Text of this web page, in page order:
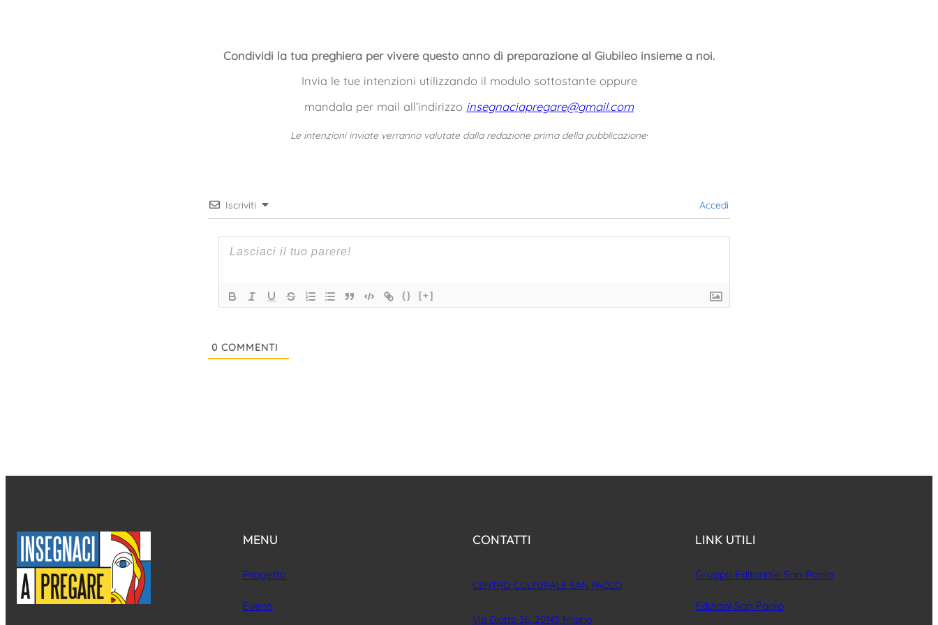
Condividi la tua preghiera per vivere questo anno di preparazione al Giubileo insieme a noi.
Invia le tue intenzioni utilizzando il modulo sottostante oppure
mandala per mail all’indirizzo insegnaciapregare@gmail.com
Le intenzioni inviate verranno valutate dalla redazione prima della pubblicazione.
Iscriviti Accedi
{} [+]
0 COMMENTI
MENU
Progetto
Eventi
CONTATTI
CENTRO CULTURALE SAN PAOLO
Via Giotto 36, 20145 Milano
LINK UTILI
Gruppo Editoriale San Paolo
Edizioni San Paolo